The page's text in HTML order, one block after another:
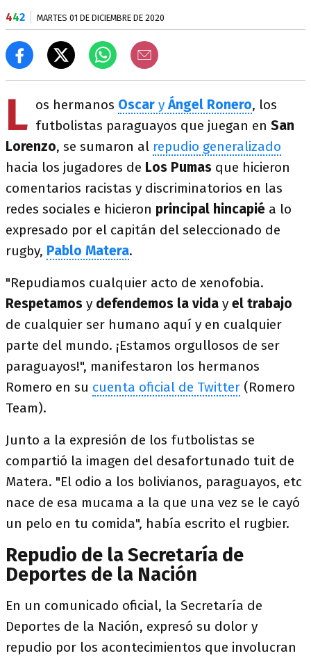
442 MARTES 01 DE DICIEMBRE DE 2020
L os hermanos Oscar yÁngel Ronero, los
futbolistas paraguayos que juegan en San
Lorenzo, se sumaron al repudio generalizado
hacia los jugadores de Los Pumas que hicieron
comentarios racistas y discriminatorios en las
redes sociales e hicieron principal hincapié a lo
expresado por el capitán del seleccionado de
rugby, Pablo Matera.
"Repudiamos cualquier acto de xenofobia.
Respetamos y defendemos la vida y el trabajo
de cualquier ser humano aquí y en cualquier
parte del mundo. ¡Estamos orgullosos de ser
paraguayos!", manifestaron los hermanos
Romero en su cuenta oficial de Twitter (Romero
Team).
Junto a la expresión de los futbolistas se
compartió la imagen del desafortunado tuit de
Matera. "El odio a los bolivianos, paraguayos, etc
nace de esa mucama a la que una vez se le cayó
un pelo en tu comida", había escrito el rugbier.
Repudio de la Secretaría de
Deportes de la Nación
En un comunicado oficial, la Secretaría de
Deportes de la Nación, expresó su dolor y
repudio por los acontecimientos que involucran